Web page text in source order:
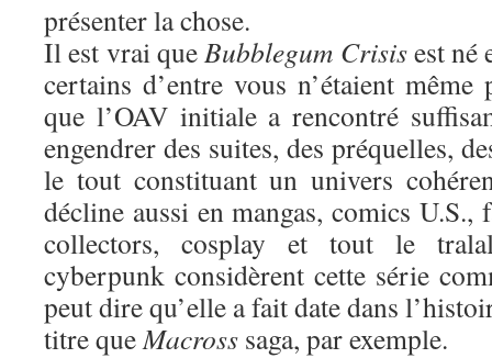
présenter la chose.
Il est vrai queBubblegum Crisisest né
certains d’entre vous n’étaient
que l’OAV initiale a rencontré
engendrer des suites, des préquelles,
le tout constituant un univers
décline aussi en mangas, comics
collectors, cosplay et tout le
cyberpunk considèrent cette série
peut dire qu’elle a fait date dans
titre queMacross saga, par exemple.